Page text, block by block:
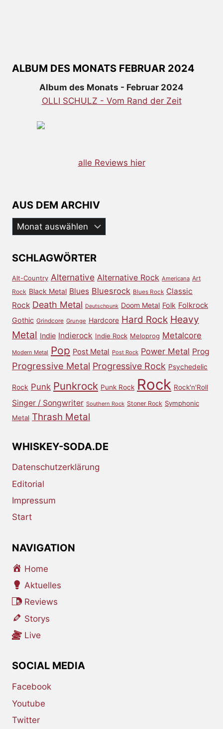
ALBUM DES MONATS FEBRUAR 2024
Album des Monats - Februar 2024
OLLI SCHULZ - Vom Rand der Zeit
alle Reviews hier
AUS DEM ARCHIV
Aus
dem
SCHLAGWÖRTER
Alt-Country Alternative Alternative Rock Americana Art
Rock Black Metal Blues Bluesrock Blues Rock Classic
Rock Death Metal Deutschpunk Doom Metal Folk Folkrock
Gothic Grindcore Grunge Hardcore Hard Rock Heavy
Metal Indie Indierock Indie Rock Meloprog Metalcore
Modern Metal Pop Post Metal Post Rock Power Metal Prog
Progressive Metal Progressive Rock Psychedelic
Rock Punk Punkrock Punk Rock Rock Rock'n'Roll
Singer / Songwriter Southern Rock Stoner Rock Symphonic
Metal Thrash Metal
WHISKEY-SODA.DE
Datenschutzerklärung
Editorial
Impressum
Start
NAVIGATION
Home
Aktuelles
Reviews
Storys
Live
SOCIAL MEDIA
Facebook
Youtube
Twitter